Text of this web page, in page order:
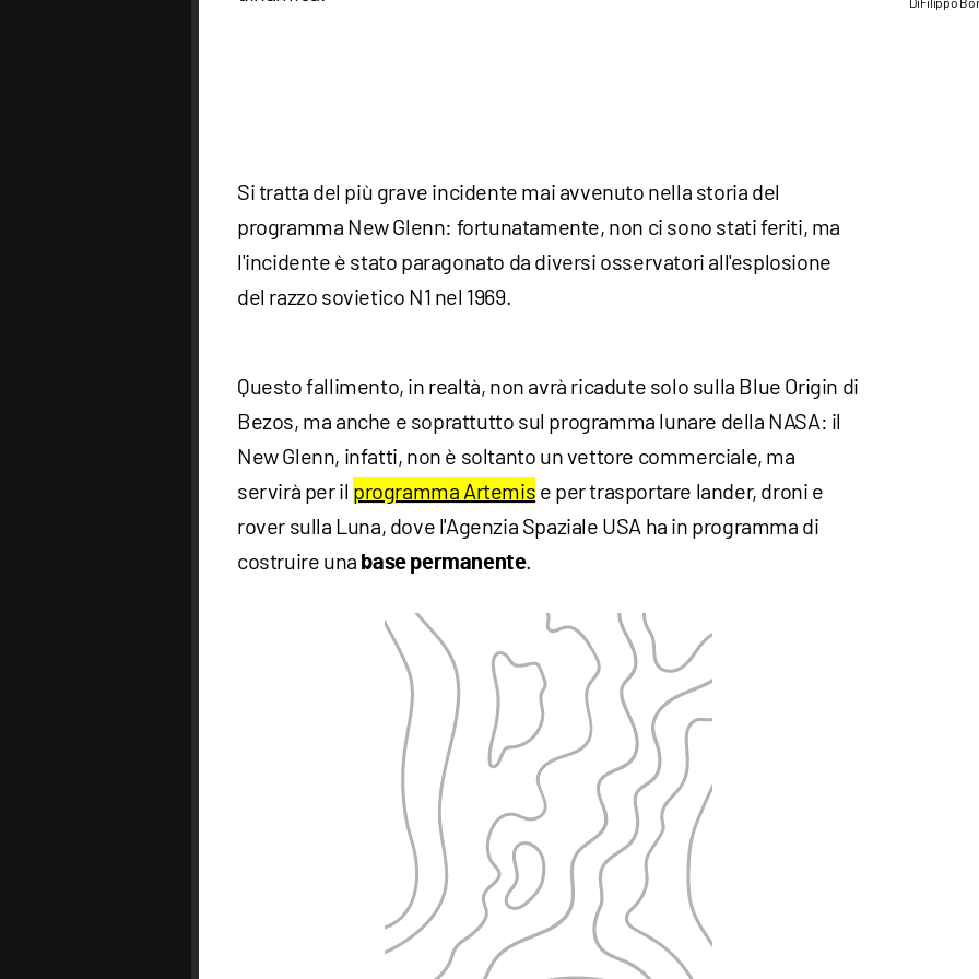
Si tratta del più grave incidente mai avvenuto nella storia del
programma New Glenn: fortunatamente, non ci sono stati feriti, ma
l'incidente è stato paragonato da diversi osservatori all'esplosione
del razzo sovietico N1 nel 1969.
Questo fallimento, in realtà, non avrà ricadute solo sulla Blue Origin di
Bezos, ma anche e soprattutto sul programma lunare della NASA: il
New Glenn, infatti, non è soltanto un vettore commerciale, ma
servirà per il programma Artemis e per trasportare lander, droni e
rover sulla Luna, dove l'Agenzia Spaziale USA ha in programma di
costruire una base permanente.